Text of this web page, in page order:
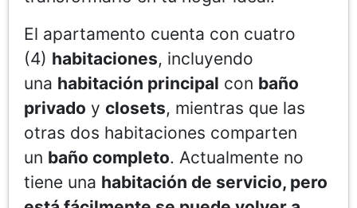
El apartamento cuenta con cuatro
(4) habitaciones, incluyendo
una habitación principal con baño
privado y closets, mientras que las
otras dos habitaciones comparten
un baño completo. Actualmente no
tiene una habitación de servicio, pero